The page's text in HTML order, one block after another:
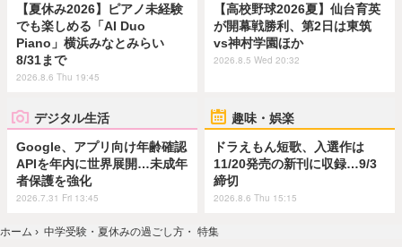
【夏休み2026】ピアノ未経験
でも楽しめる「AI Duo
Piano」横浜みなとみらい
8/31まで
2026.8.6 Thu 19:45
【高校野球2026夏】仙台育英
が開幕戦勝利、第2日は東筑
vs神村学園ほか
2026.8.5 Wed 20:32
デジタル生活
Google、アプリ向け年齢確認
APIを年内に世界展開…未成年
者保護を強化
2026.7.31 Fri 13:45
趣味・娯楽
ドラえもん短歌、入選作は
11/20発売の新刊に収録…9/3
締切
2026.8.6 Thu 15:15
ホーム › 中学受験・夏休みの過ごし方・ 特集